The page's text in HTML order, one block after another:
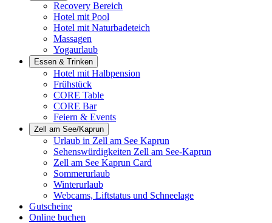
Recovery Bereich
Hotel mit Pool
Hotel mit Naturbadeteich
Massagen
Yogaurlaub
Essen & Trinken
Hotel mit Halbpension
Frühstück
CORE Table
CORE Bar
Feiern & Events
Zell am See/Kaprun
Urlaub in Zell am See Kaprun
Sehenswürdigkeiten Zell am See-Kaprun
Zell am See Kaprun Card
Sommerurlaub
Winterurlaub
Webcams, Liftstatus und Schneelage
Gutscheine
Online buchen